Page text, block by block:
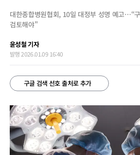
대한종합병원협회, 10일 대정부 성명 예고…“
검토해야"
윤성철 기자
발행 2026.01.09 16:40
구글 검색 선호 출처로 추가